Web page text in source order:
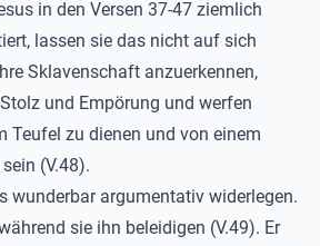
in den Versen 37-47 ziemlich
lassen sie das nicht auf sich
Sklavenschaft anzuerkennen,
und Empörung und werfen
Teufel zu dienen und von einem
(V.48).
wunderbar argumentativ widerlegen.
sie ihn beleidigen (V.49). Er